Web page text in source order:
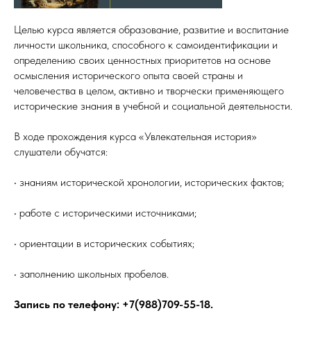
Целью курса является образование, развитие и воспитание
личности школьника, способного к самоидентификации и
определению своих ценностных приоритетов на основе
осмысления исторического опыта своей страны и
человечества в целом, активно и творчески применяющего
исторические знания в учебной и социальной деятельности.
В ходе прохождения курса «Увлекательная история»
слушатели обучатся:
• знаниям исторической хронологии, исторических фактов;
• работе с историческими источниками;
• ориентации в исторических событиях;
• заполнению школьных пробелов.
Запись по телефону: +7(988)709-55-18.